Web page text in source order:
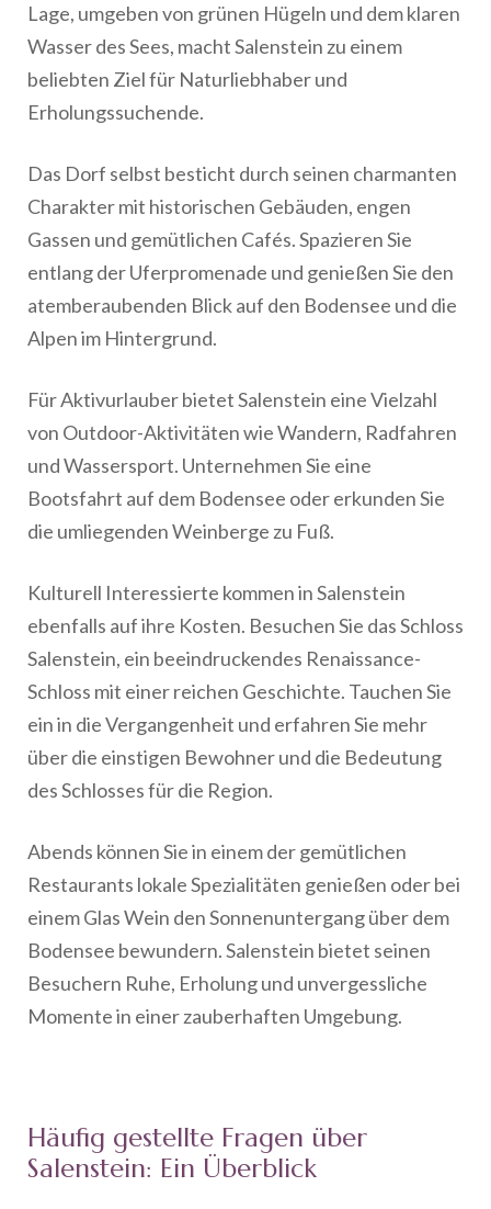
Lage, umgeben von grünen Hügeln und dem klaren
Wasser des Sees, macht Salenstein zu einem
beliebten Ziel für Naturliebhaber und
Erholungssuchende.
Das Dorf selbst besticht durch seinen charmanten
Charakter mit historischen Gebäuden, engen
Gassen und gemütlichen Cafés. Spazieren Sie
entlang der Uferpromenade und genießen Sie den
atemberaubenden Blick auf den Bodensee und die
Alpen im Hintergrund.
Für Aktivurlauber bietet Salenstein eine Vielzahl
von Outdoor-Aktivitäten wie Wandern, Radfahren
und Wassersport. Unternehmen Sie eine
Bootsfahrt auf dem Bodensee oder erkunden Sie
die umliegenden Weinberge zu Fuß.
Kulturell Interessierte kommen in Salenstein
ebenfalls auf ihre Kosten. Besuchen Sie das Schloss
Salenstein, ein beeindruckendes Renaissance-
Schloss mit einer reichen Geschichte. Tauchen Sie
ein in die Vergangenheit und erfahren Sie mehr
über die einstigen Bewohner und die Bedeutung
des Schlosses für die Region.
Abends können Sie in einem der gemütlichen
Restaurants lokale Spezialitäten genießen oder bei
einem Glas Wein den Sonnenuntergang über dem
Bodensee bewundern. Salenstein bietet seinen
Besuchern Ruhe, Erholung und unvergessliche
Momente in einer zauberhaften Umgebung.
Häufig gestellte Fragen über
Salenstein: Ein Überblick